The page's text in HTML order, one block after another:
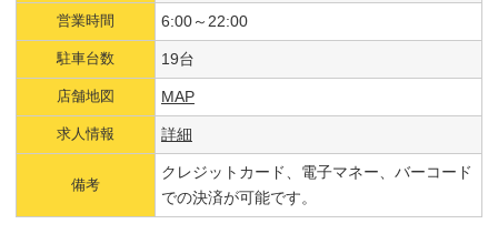
営業時間 6:00～22:00
駐車台数 19台
店舗地図 MAP
求人情報 詳細
備考
クレジットカード、電子マネー、バーコード
での決済が可能です。